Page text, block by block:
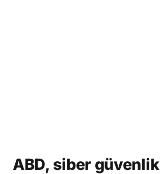
ABD, siber güvenlik